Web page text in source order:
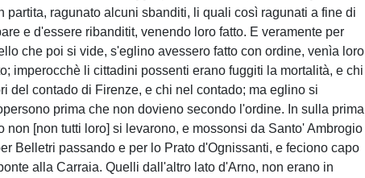
partita, ragunato alcuni sbanditi, li quali così ragunati a fine di
e d'essere ribanditit, venendo loro fatto. E veramente per
che poi si vide, s'eglino avessero fatto con ordine, venìa loro
imperocchè li cittadini possenti erano fuggiti la mortalità, e chi
del contado di Firenze, e chi nel contado; ma eglino si
prima che non dovieno secondo l'ordine. In sulla prima
non [non tutti loro] si levarono, e mossonsi da Santo' Ambrogio
Belletri passando e per lo Prato d'Ognissanti, e feciono capo
alla Carraia. Quelli dall'altro lato d'Arno, non erano in